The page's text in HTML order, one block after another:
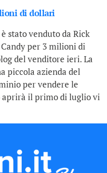
di dollari
stato venduto da Rick
per 3 milioni di
del venditore ieri. La
piccola azienda del
per vendere le
aprirà il primo di luglio vi